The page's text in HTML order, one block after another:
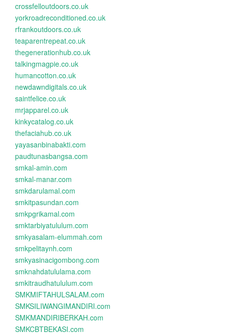
crossfelloutdoors.co.uk
yorkroadreconditioned.co.uk
rfrankoutdoors.co.uk
teaparentrepeat.co.uk
thegenerationhub.co.uk
talkingmagpie.co.uk
humancotton.co.uk
newdawndigitals.co.uk
saintfelice.co.uk
mrjapparel.co.uk
kinkycatalog.co.uk
thefaciahub.co.uk
yayasanbinabakti.com
paudtunasbangsa.com
smkal-amin.com
smkal-manar.com
smkdarulamal.com
smkitpasundan.com
smkpgrikamal.com
smktarbiyatululum.com
smkyasalam-elummah.com
smkpelitaynh.com
smkyasinacigombong.com
smknahdatululama.com
smkitraudhatululum.com
SMKMIFTAHULSALAM.com
SMKSILIWANGIMANDIRI.com
SMKMANDIRIBERKAH.com
SMKCBTBEKASI.com